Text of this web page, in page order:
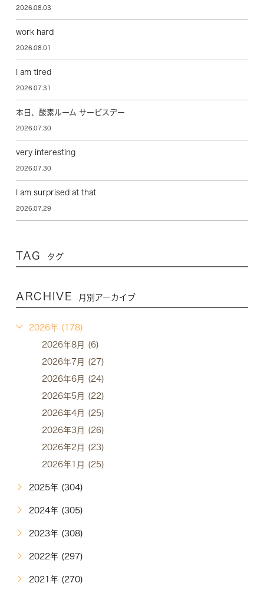
2026.08.03
work hard
2026.08.01
I am tired
2026.07.31
本日、酸素ルーム サービスデー
2026.07.30
very interesting
2026.07.30
I am surprised at that
2026.07.29
TAG タグ
ARCHIVE 月別アーカイブ
2026年 (178)
2026年8月 (6)
2026年7月 (27)
2026年6月 (24)
2026年5月 (22)
2026年4月 (25)
2026年3月 (26)
2026年2月 (23)
2026年1月 (25)
2025年 (304)
2024年 (305)
2023年 (308)
2022年 (297)
2021年 (270)